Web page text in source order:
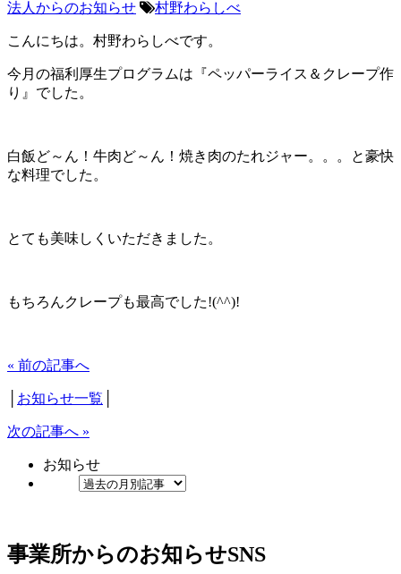
法人からのお知らせ 村野わらしべ
こんにちは。村野わらしべです。
今月の福利厚生プログラムは『ペッパーライス＆クレープ作
り』でした。
白飯ど～ん！牛肉ど～ん！焼き肉のたれジャー。。。と豪快
な料理でした。
とても美味しくいただきました。
もちろんクレープも最高でした!(^^)!
« 前の記事へ
お知らせ一覧
次の記事へ »
お知らせ
事業所からのお知らせSNS